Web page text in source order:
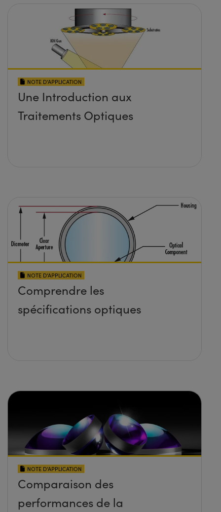
NOTE D’APPLICATION
Une Introduction aux
Traitements Optiques
NOTE D’APPLICATION
Comprendre les
spécifications optiques
NOTE D’APPLICATION
Comparaison des
performances de la